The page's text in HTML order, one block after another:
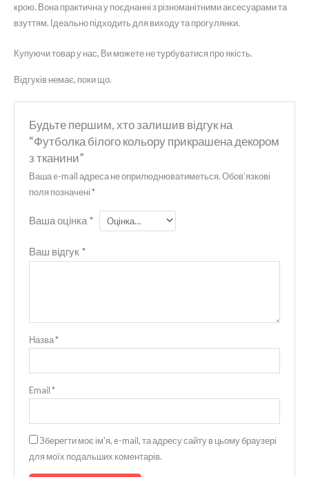
крою. Вона практична у поєднанні з різноманітними аксесуарами та
взуттям. Ідеально підходить для виходу та прогулянки.
Купуючи товар у нас, Ви можете не турбуватися про якість.
Відгуків немає, поки що.
Будьте першим, хто залишив відгук на
“Футболка білого кольору прикрашена декором
з тканини”
Ваша e-mail адреса не оприлюднюватиметься.Обов’язкові
поля позначені*
Ваша оцінка *
Ваш відгук *
Назва*
Email*
Зберегти моє ім'я, e-mail, та адресу сайту в цьому браузері
для моїх подальших коментарів.